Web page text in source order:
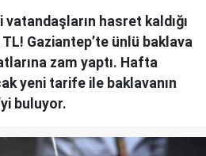
hasret kaldığı
Gaziantep’te ünlü baklava
zam yaptı. Hafta
yeni tarife ile baklavanın
buluyor.